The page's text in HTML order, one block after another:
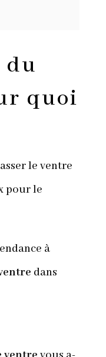
du
quoi
le ventre
pour le
à
dans